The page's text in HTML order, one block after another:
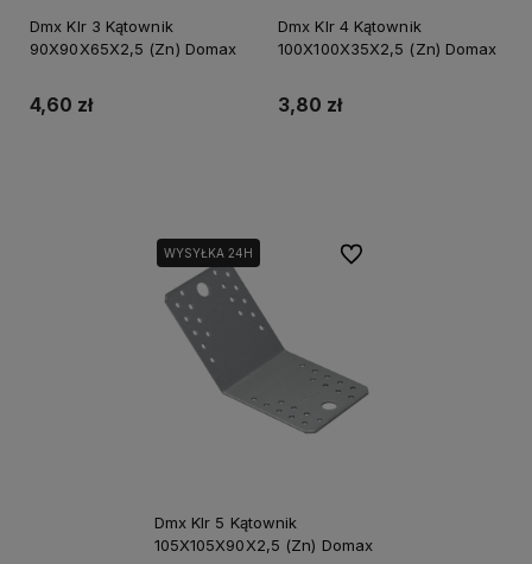
Dmx Klr 3 Kątownik
90X90X65X2,5 (Zn) Domax
4,60 zł
Dmx Klr 4 Kątownik
100X100X35X2,5 (Zn) Domax
3,80 zł
WYSYŁKA 24H
Dmx Klr 5 Kątownik
105X105X90X2,5 (Zn) Domax
Do ulubionych